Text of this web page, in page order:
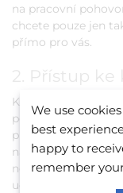
na pracovní
chcete pouze jen
přímo pro vás.
2. Přístup
Kromě online
používat i
publikací naší
natolik sestavit
nejlepší. Je to
učebnici a být
We use
best
happy to
remember